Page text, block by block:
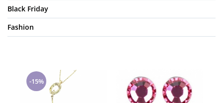
Black Friday
Fashion
-15%